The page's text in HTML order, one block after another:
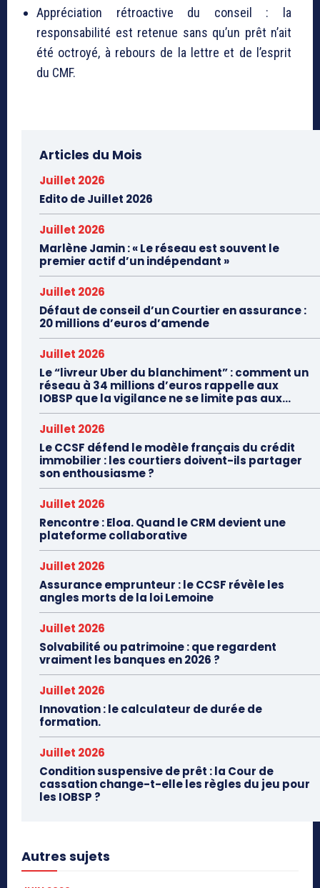
Appréciation rétroactive du conseil : la
responsabilité est retenue sans qu’un prêt n’ait
été octroyé, à rebours de la lettre et de l’esprit
du CMF.
Articles du Mois
Juillet 2026
Edito de Juillet 2026
Juillet 2026
Marlène Jamin : « Le réseau est souvent le
premier actif d’un indépendant »
Juillet 2026
Défaut de conseil d’un Courtier en assurance :
20 millions d’euros d’amende
Juillet 2026
Le “livreur Uber du blanchiment” : comment un
réseau à 34 millions d’euros rappelle aux
IOBSP que la vigilance ne se limite pas aux...
Juillet 2026
Le CCSF défend le modèle français du crédit
immobilier : les courtiers doivent-ils partager
son enthousiasme ?
Juillet 2026
Rencontre : Eloa. Quand le CRM devient une
plateforme collaborative
Juillet 2026
Assurance emprunteur : le CCSF révèle les
angles morts de la loi Lemoine
Juillet 2026
Solvabilité ou patrimoine : que regardent
vraiment les banques en 2026 ?
Juillet 2026
Innovation : le calculateur de durée de
formation.
Juillet 2026
Condition suspensive de prêt : la Cour de
cassation change-t-elle les règles du jeu pour
les IOBSP ?
Autres sujets